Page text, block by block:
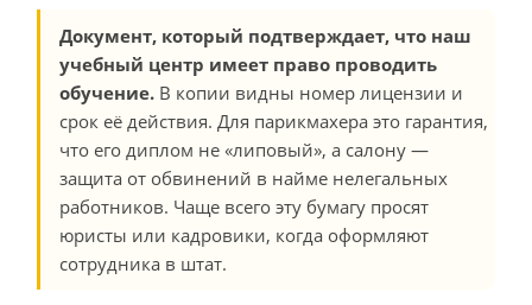
Документ, который подтверждает, что наш
учебный центр имеет право проводить
обучение. В копии видны номер лицензии и
срок её действия. Для парикмахера это гарантия,
что его диплом не «липовый», а салону —
защита от обвинений в найме нелегальных
работников. Чаще всего эту бумагу просят
юристы или кадровики, когда оформляют
сотрудника в штат.